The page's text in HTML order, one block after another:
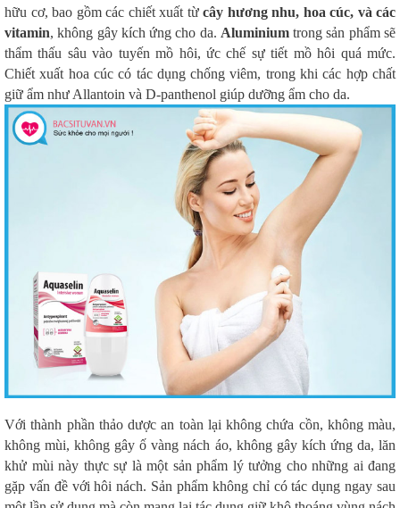
hữu cơ, bao gồm các chiết xuất từ cây hương nhu, hoa cúc, và các
vitamin, không gây kích ứng cho da. Aluminiumtrong sản phẩm sẽ
thẩm thấu sâu vào tuyến mồ hôi, ức chế sự tiết mồ hôi quá mức.
Chiết xuất hoa cúc có tác dụng chống viêm, trong khi các hợp chất
giữ ẩm như Allantoin và D-panthenol giúp dưỡng ẩm cho da.
Với thành phần thảo dược an toàn lại không chứa cồn, không màu,
không mùi, không gây ố vàng nách áo, không gây kích ứng da, lăn
khử mùi này thực sự là một sản phẩm lý tưởng cho những ai đang
gặp vấn đề với hôi nách. Sản phẩm không chỉ có tác dụng ngay sau